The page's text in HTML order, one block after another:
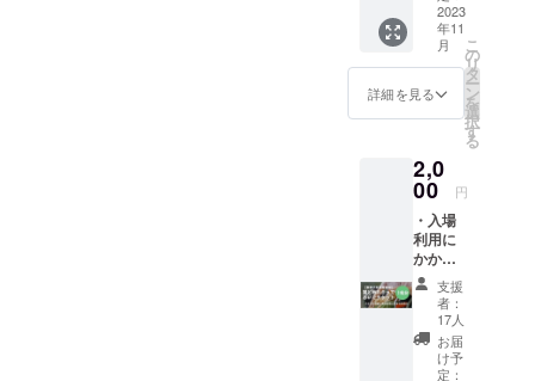
子ども
達が猫
と触れ
合える
機会を
ことに
対し
て、店
内の保
護ねこ
たちの
写真付
きお礼
メール
を送付
させて
分の保
護猫と
触れ合
えるカ
フェの
入場利
用チ
を送付
させて
いただ
きま
す。(営
業時間
内の1時
間分+1
ドリン
ク付き)
※複数購
入大歓
2023
年11
月
詳細を見る
こ
の
リ
タ
ー
ン
を
選
択
す
る
2,0
00 円
・入場
利用に
かかる
料金の1
時間分
を、ご
購入頂
いたこ
ちらの
支援
者：
17人
お届
け予
定：